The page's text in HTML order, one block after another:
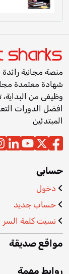
منصة مجانية
شهادة معتمدة
افضل الدورات
المبتدئين
حسابى
دخول
حساب جديد
نسيت كلمة السر
مواقع صديقة
روابط مهمة